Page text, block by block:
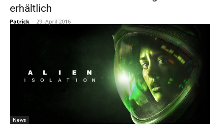
erhältlich
Patrick - 29. April 2016
News